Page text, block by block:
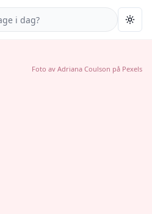
Foto av Adriana Coulson på Pexels